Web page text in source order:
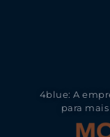
4blue: A
para